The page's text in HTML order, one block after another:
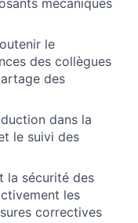
le
des collègues
des
dans la
le suivi des
la sécurité des
les
correctives